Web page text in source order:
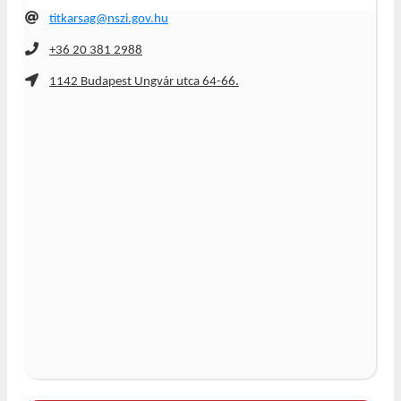
titkarsag@nszi.gov.hu
+36 20 381 2988
1142 Budapest Ungvár utca 64-66.